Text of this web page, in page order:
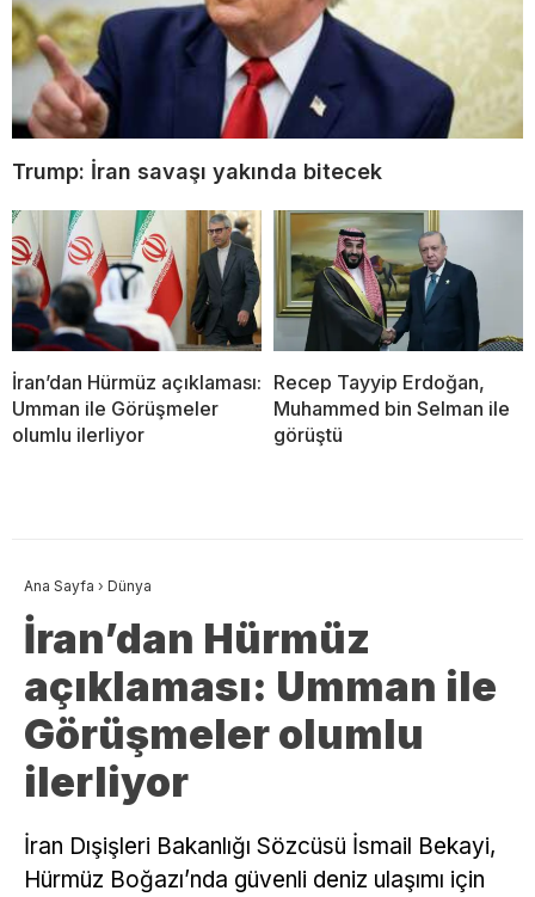
Trump: İran savaşı yakında bitecek
İran’dan Hürmüz açıklaması:
Umman ile Görüşmeler
olumlu ilerliyor
Recep Tayyip Erdoğan,
Muhammed bin Selman ile
görüştü
Ana Sayfa › Dünya
İran’dan Hürmüz
açıklaması: Umman ile
Görüşmeler olumlu
ilerliyor
İran Dışişleri Bakanlığı Sözcüsü İsmail Bekayi,
Hürmüz Boğazı’nda güvenli deniz ulaşımı için